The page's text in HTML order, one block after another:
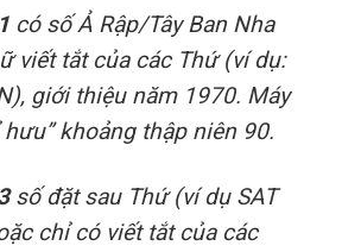
có số Ả Rập/Tây Ban Nha
viết tắt của các Thứ (ví dụ:
giới thiệu năm 1970. Máy
hưu” khoảng thập niên 90.
số đặt sau Thứ (ví dụ SAT
chỉ có viết tắt của các